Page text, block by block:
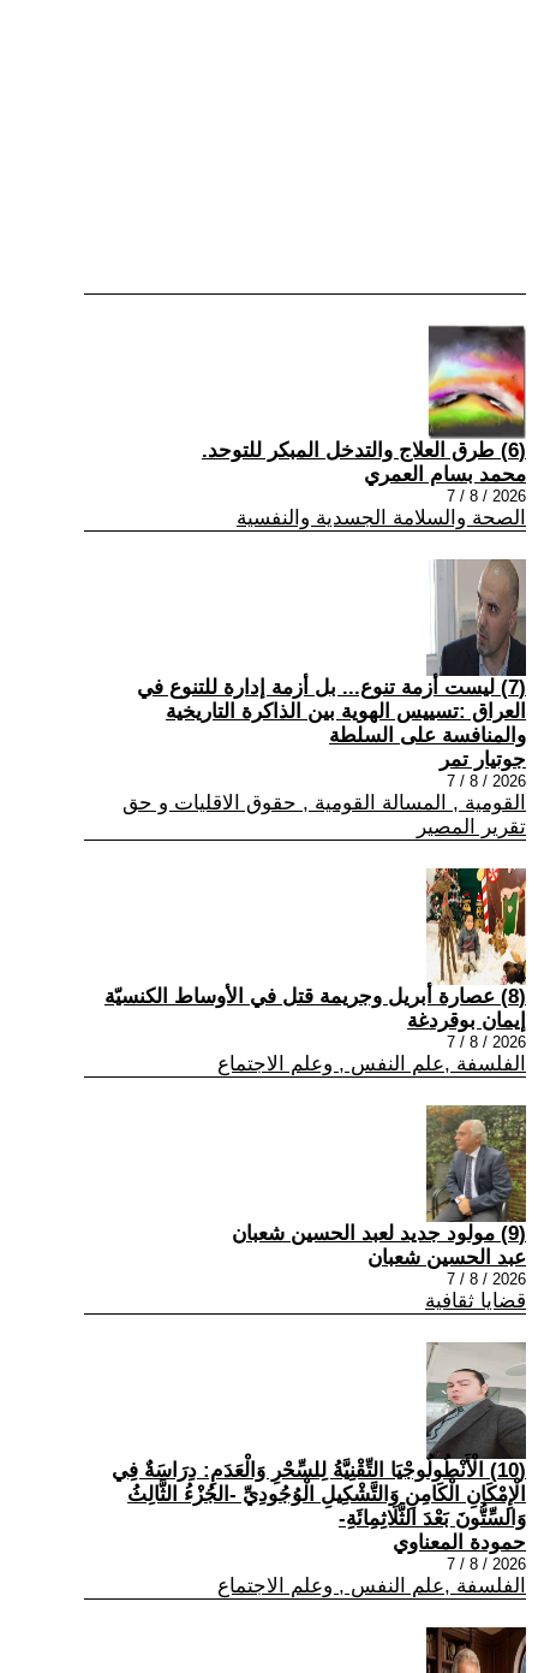
(6) طرق العلاج والتدخل المبكر للتوحد.
محمد بسام العمري
2026 / 8 / 7
الصحة والسلامة الجسدية والنفسية
(7) ليست أزمة تنوع... بل أزمة إدارة للتنوع في
العراق :تسييس الهوية بين الذاكرة التاريخية
والمنافسة على السلطة
جوتيار تمر
2026 / 8 / 7
القومية , المسالة القومية , حقوق الاقليات و حق
تقرير المصير
(8) عصارة أبريل وجريمة قتل في الأوساط الكنسيّة
إيمان بوقردغة
2026 / 8 / 7
الفلسفة ,علم النفس , وعلم الاجتماع
(9) مولود جديد لعبد الحسين شعبان
عبد الحسين شعبان
2026 / 8 / 7
قضايا ثقافية
(10) الْأَنْطُولُوجْيَا التِّقْنِيَّةُ لِلسِّحْرِ وَالْعَدَمِ: دِرَاسَةٌ فِي
الْإِمْكَانِ الْكَامِنِ وَالتَّشْكِيلِ الْوُجُودِيِّ -الجُزْءُ الثَّالِثُ
وَالسِّتُّونَ بَعْدَ الثَّلَاثِمِائَةِ-
حمودة المعناوي
2026 / 8 / 7
الفلسفة ,علم النفس , وعلم الاجتماع